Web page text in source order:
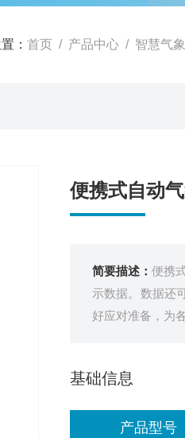
： 首页 / 产品中心 / 智慧气象
便携式自动
简要描述： 便携
示数据。数据还
好应对准备，为
基础信息
产品型号